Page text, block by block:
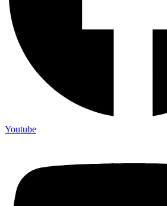
Youtube